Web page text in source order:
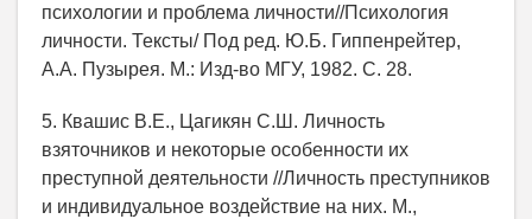
психологии и проблема личности//Психология
личности. Тексты/ Под ред. Ю.Б. Гиппенрейтер,
А.А. Пузырея. М.: Изд-во МГУ, 1982. С. 28.
5. Квашис В.Е., Цагикян С.Ш. Личность
взяточников и некоторые особенности их
преступной деятельности //Личность преступников
и индивидуальное воздействие на них. М.,